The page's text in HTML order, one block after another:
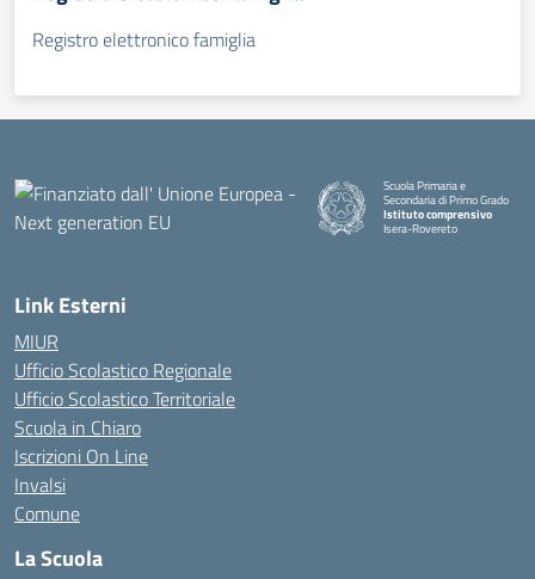
Registro elettronico famiglia
Scuola Primaria e
Secondaria di Primo Grado
Istituto comprensivo
Isera-Rovereto
Link Esterni
MIUR
Ufficio Scolastico Regionale
Ufficio Scolastico Territoriale
Scuola in Chiaro
Iscrizioni On Line
Invalsi
Comune
La Scuola